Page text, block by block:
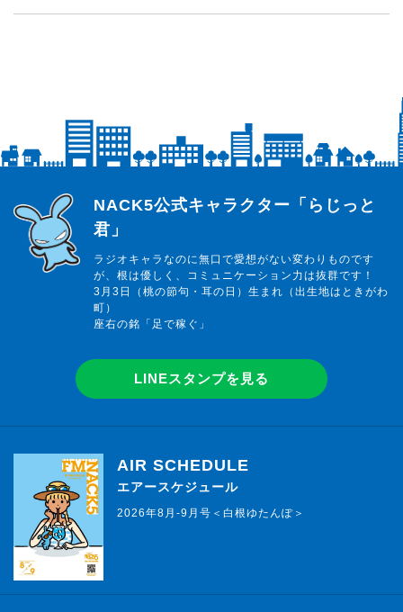
らじっと君
NACK5公式キャラクター「らじっと
君」
ラジオキャラなのに無口で愛想がない変わりものです
が、根は優しく、コミュニケーション力は抜群です！
3月3日（桃の節句・耳の日）生まれ（出生地はときがわ
町）
座右の銘「足で稼ぐ」
LINEスタンプを見る
AIR SCHEDULE
エアースケジュール
2026年8月-9月号＜白根ゆたんぽ＞